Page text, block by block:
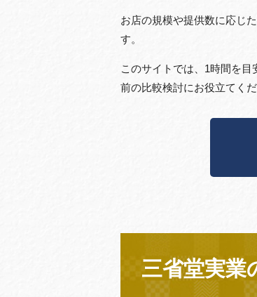
お店の規模や提供数に応じ
す。
このサイトでは、1時間を
前の比較検討にお役立てくだ
三省堂実業